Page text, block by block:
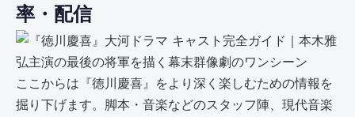
率・配信
ここからは『徳川慶喜』をより深く楽しむための情報を
掘り下げます。脚本・音楽などのスタッフ陣、現代音楽